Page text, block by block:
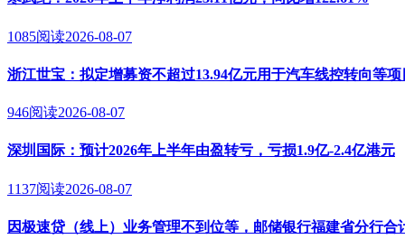
1085阅读2026-08-07
浙江世宝：拟定增募资不超过13.94亿元用于汽车线控转向等项
946阅读2026-08-07
深圳国际：预计2026年上半年由盈转亏，亏损1.9亿-2.4亿港元
1137阅读2026-08-07
因极速贷（线上）业务管理不到位等，邮储银行福建省分行合